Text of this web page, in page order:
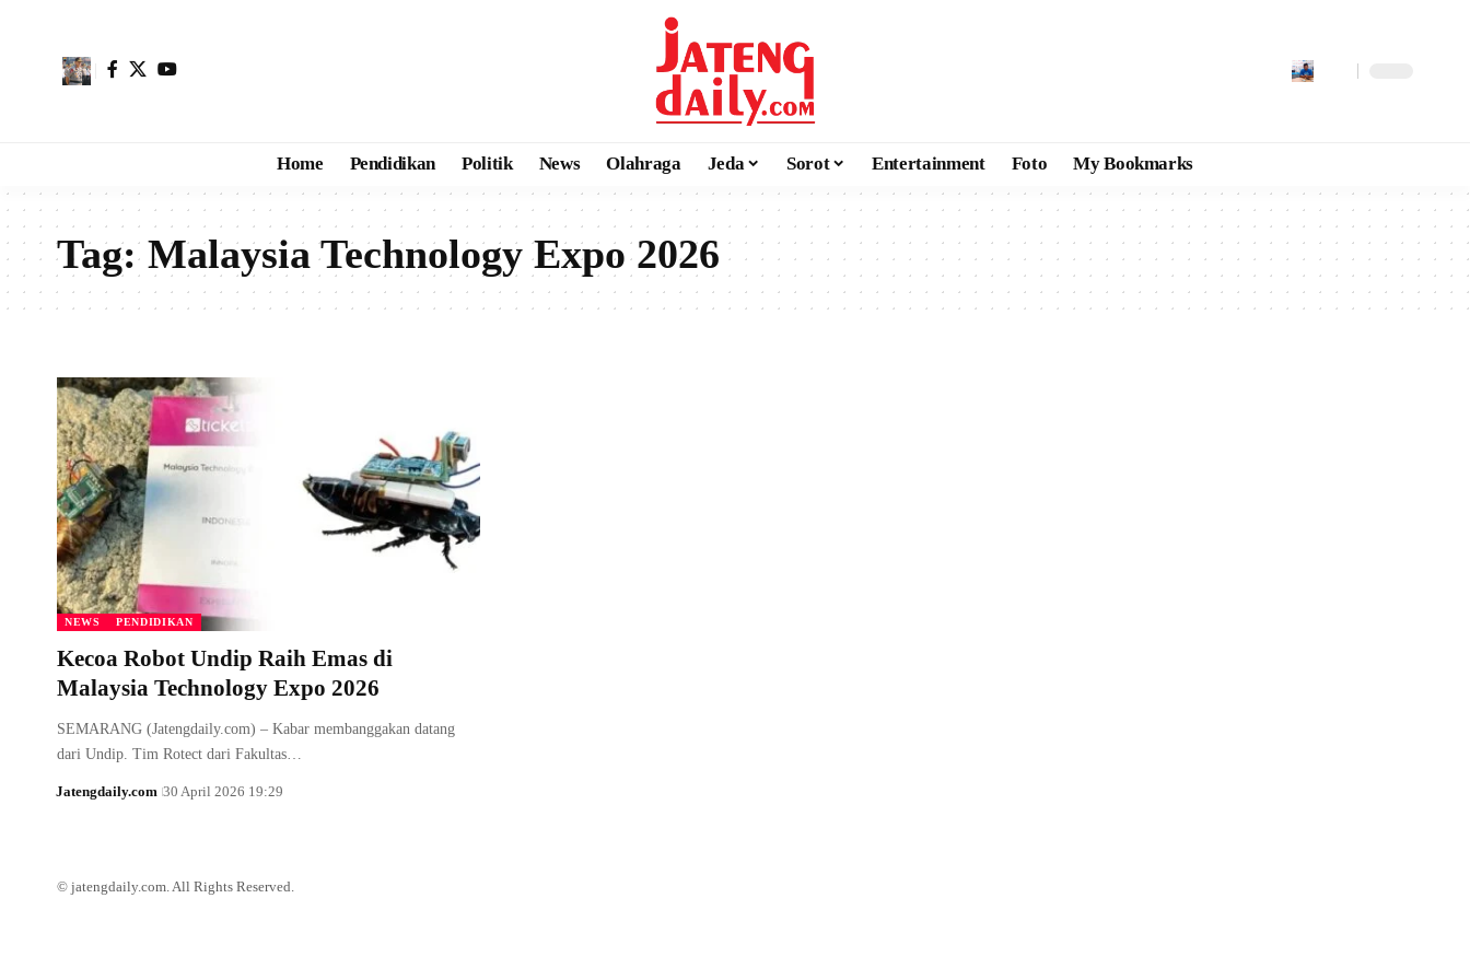
Home Pendidikan Politik News Olahraga Jeda Sorot Entertainment Foto My Bookmarks
Tag:Malaysia Technology Expo 2026
NEWS PENDIDIKAN
Kecoa Robot Undip Raih Emas di
Malaysia Technology Expo 2026
SEMARANG (Jatengdaily.com) – Kabar membanggakan datang
dari Undip. Tim Rotect dari Fakultas…
Jatengdaily.com 30 April 2026 19:29
© jatengdaily.com. All Rights Reserved.